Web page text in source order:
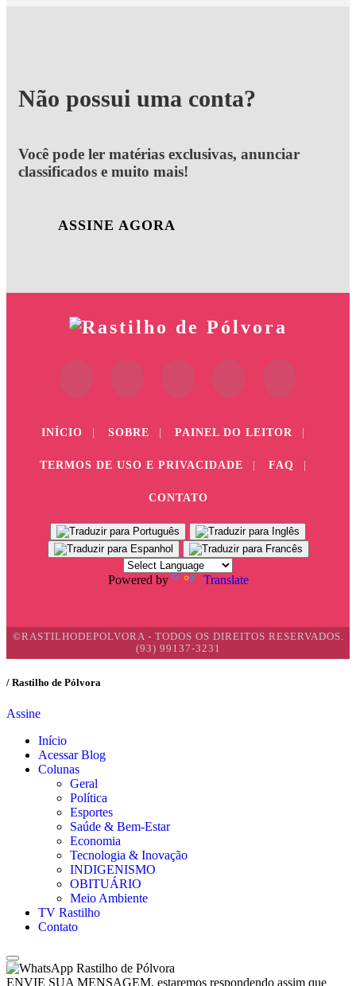
Não possui uma conta?
Você pode ler matérias exclusivas, anunciar
classificados e muito mais!
ASSINE AGORA
INÍCIO SOBRE PAINEL DO LEITOR
TERMOS DE USO E PRIVACIDADE FAQ
CONTATO
Powered by Translate
©RASTILHODEPOLVORA - TODOS OS DIREITOS RESERVADOS.
(93) 99137-3231
/ Rastilho de Pólvora
Assine
Início
Acessar Blog
Colunas
Geral
Política
Esportes
Saúde & Bem-Estar
Economia
Tecnologia & Inovação
INDIGENISMO
OBITUÁRIO
Meio Ambiente
TV Rastilho
Contato
Rastilho de Pólvora
ENVIE SUA MENSAGEM, estaremos respondendo assim que